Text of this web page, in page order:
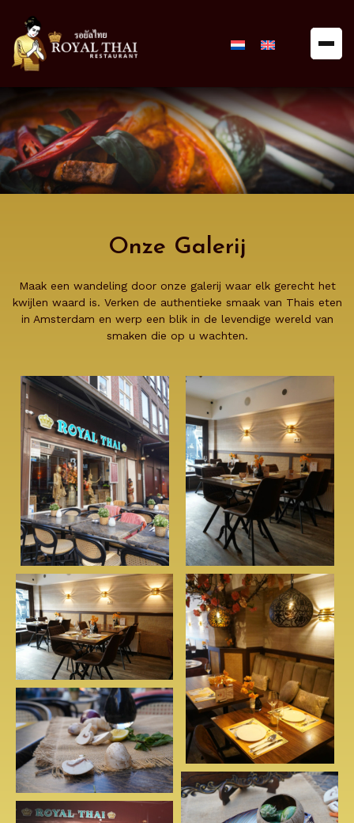
Restaurant
Onze Galerij
Maak een wandeling door onze galerij waar elk gerecht het
kwijlen waard is. Verken de authentieke smaak van Thais eten
in Amsterdam en werp een blik in de levendige wereld van
smaken die op u wachten.